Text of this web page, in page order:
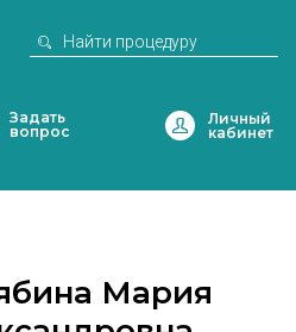
Задать
вопрос
Мария